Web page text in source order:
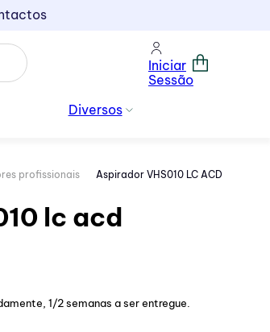
Iniciar
Sessão
Diversos
profissionais Aspirador VHS010 LC ACD
lc acd
1/2 semanas a ser entregue.